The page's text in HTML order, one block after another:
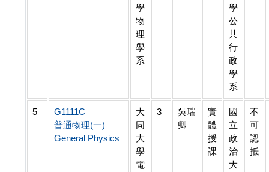
學
物
理
學
系
學
公
共
行
政
學
系
5
G1111C
普通物理(一)
General Physics
大
同
大
學
電
3
吳瑞
卿
實
體
授
課
國
立
政
治
大
不
可
認
抵